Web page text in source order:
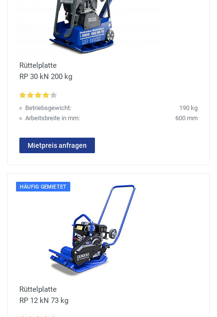
Rüttelplatte
RP 30 kN 200 kg
Betriebsgewicht:
190 kg
Arbeitsbreite in mm:
600 mm
Mietpreis anfragen
HÄUFIG GEMIETET
Rüttelplatte
RP 12 kN 73 kg